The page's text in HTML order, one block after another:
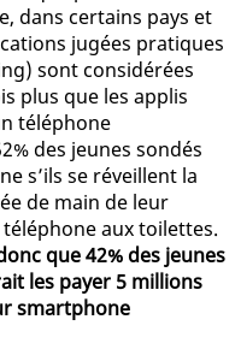
dans certains pays et
jugées pratiques
sont considérées
plus que les applis
téléphone
des jeunes sondés
s’ils se réveillent la
de main de leur
aux toilettes.
que 42% des jeunes
les payer 5 millions
smartphone